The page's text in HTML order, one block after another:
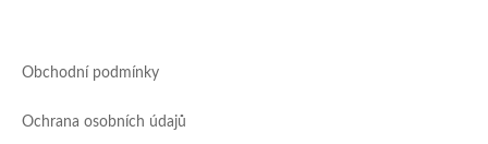
Obchodní podmínky
Ochrana osobních údajů